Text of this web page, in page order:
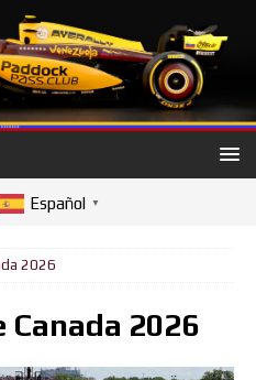
Español ▼
2026
Canada 2026